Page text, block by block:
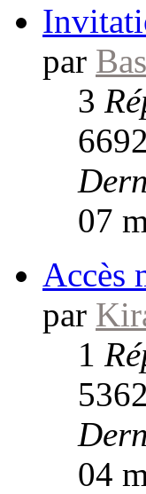
par
3
07
Accès
par
1
04